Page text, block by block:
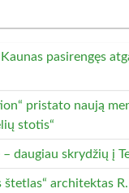
Kaunas pasirengęs
pristato naują
stotis“
daugiau skrydžių į
štetlas“ architektas